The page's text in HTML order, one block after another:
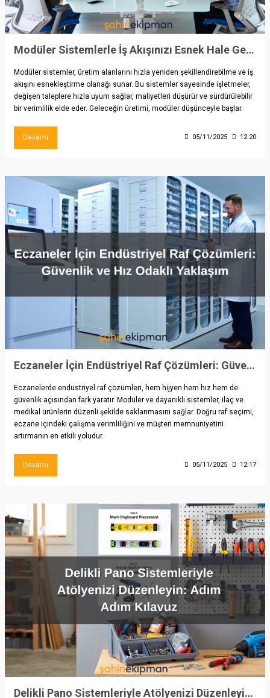
Modüler Sistemlerle İş Akışınızı Esnek Hale Getirin
Modüler sistemler, üretim alanlarını hızla yeniden şekillendirebilme ve iş
akışını esnekleştirme olanağı sunar. Bu sistemler sayesinde işletmeler,
değişen taleplere hızla uyum sağlar, maliyetleri düşürür ve sürdürülebilir
bir verimlilik elde eder. Geleceğin üretimi, modüler düşünceyle başlar.
Devamı 05/11/2025 12:20
Eczaneler İçin Endüstriyel Raf Çözümleri: Güvenlik ve Hız Odaklı Yaklaşım
Eczanelerde endüstriyel raf çözümleri, hem hijyen hem hız hem de
güvenlik açısından fark yaratır. Modüler ve dayanıklı sistemler, ilaç ve
medikal ürünlerin düzenli şekilde saklanmasını sağlar. Doğru raf seçimi,
eczane içindeki çalışma verimliliğini ve müşteri memnuniyetini
artırmanın en etkili yoludur.
Devamı 05/11/2025 12:17
Delikli Pano Sistemleriyle Atölyenizi Düzenleyin: Adım Adım Kılavuz